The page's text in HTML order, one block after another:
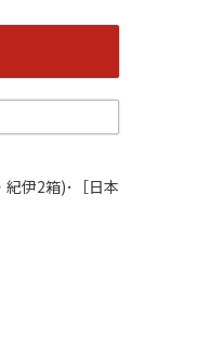
伊2箱)･［日本